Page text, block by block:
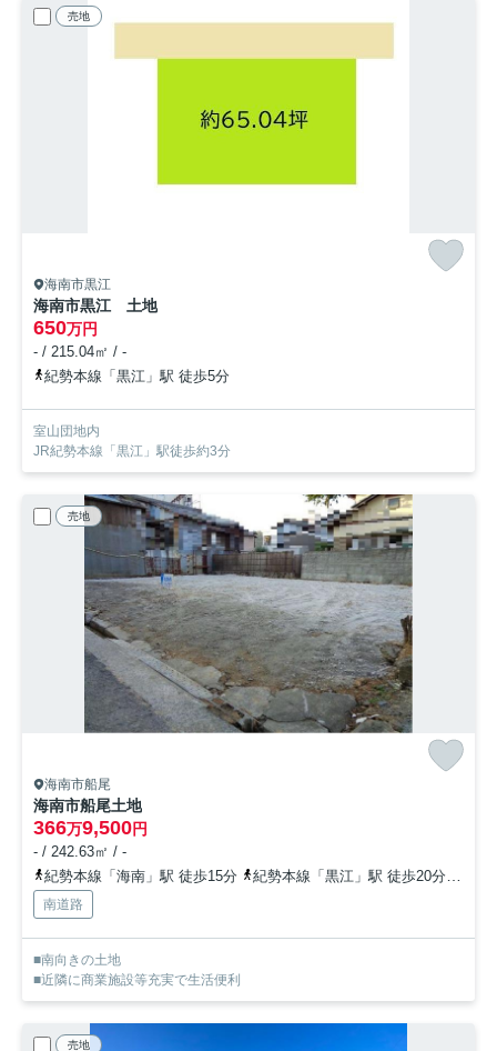
売地
海南市黒江
海南市黒江 土地
650万円
- / 215.04㎡ / -
紀勢本線「黒江」駅 徒歩5分
室山団地内
JR紀勢本線「黒江」駅徒歩約3分
売地
海南市船尾
海南市船尾土地
366万9,500円
- / 242.63㎡ / -
紀勢本線「海南」駅 徒歩15分
紀勢本線「黒江」駅 徒歩20分
南道路
■南向きの土地
■近隣に商業施設等充実で生活便利
売地